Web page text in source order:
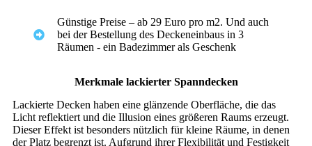
Günstige Preise – ab 29 Euro pro m2. Und auch
bei der Bestellung des Deckeneinbaus in 3
Räumen - ein Badezimmer als Geschenk
Merkmale lackierter Spanndecken
Lackierte Decken haben eine glänzende Oberfläche, die das
Licht reflektiert und die Illusion eines größeren Raums erzeugt.
Dieser Effekt ist besonders nützlich für kleine Räume, in denen
der Platz begrenzt ist. Aufgrund ihrer Flexibilität und Festigkeit